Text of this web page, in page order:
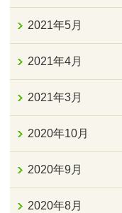
2021年5月
2021年4月
2021年3月
2020年10月
2020年9月
2020年8月